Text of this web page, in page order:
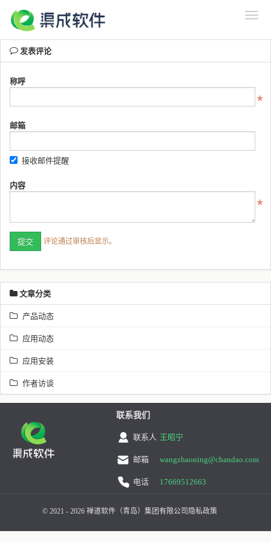
发表评论
称呼
邮箱
接收邮件提醒
内容
评论通过审核后显示。
文章分类
产品动态
应用动态
应用安装
作者访谈
联系我们
联系人 王昭宁
邮箱 wangzhaoning@chandao.com
电话 17669512663
© 2021 - 2026 禅道软件（青岛）集团有限公司 隐私政策